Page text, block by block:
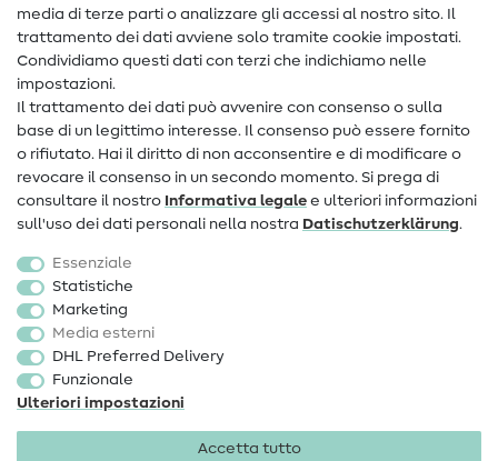
Contatto
Informazioni sul nuovo proprietario
FAQ
Diritto di recesso
Popolare
Accessori cucito
Sale
media di terze parti o analizzare gli accessi al nostro sito. Il
trattamento dei dati avviene solo tramite cookie impostati.
Condividiamo questi dati con terzi che indichiamo nelle
impostazioni.
Il trattamento dei dati può avvenire con consenso o sulla
base di un legittimo interesse. Il consenso può essere fornito
o rifiutato. Hai il diritto di non acconsentire e di modificare o
revocare il consenso in un secondo momento. Si prega di
consultare il nostro Informativa legale e ulteriori informazioni
sull'uso dei dati personali nella nostra Dati­schutz­erklärung.
Essenziale
Statistiche
Marketing
Media esterni
DHL Preferred Delivery
Funzionale
Ulteriori impostazioni
Accetta tutto